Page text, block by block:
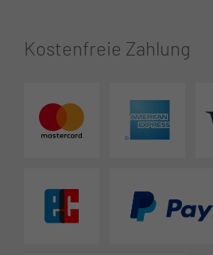
Kostenfreie Zahlung